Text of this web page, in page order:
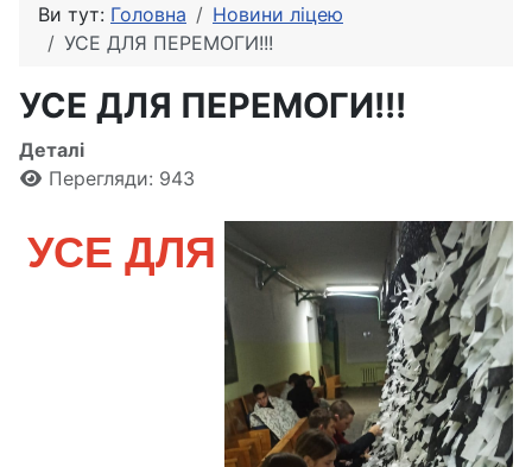
Ви тут: Головна
Новини ліцею
УСЕ ДЛЯ ПЕРЕМОГИ!!!
УСЕ ДЛЯ ПЕРЕМОГИ!!!
Деталі
Перегляди: 943
УСЕ ДЛЯ